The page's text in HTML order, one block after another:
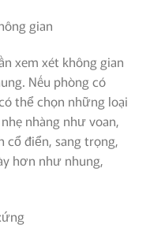
gian
xem xét không gian
Nếu phòng có
thể chọn những loại
nhàng như voan,
cổ điển, sang trọng,
hơn như nhung,